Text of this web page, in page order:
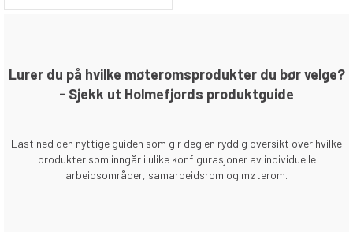
Lurer du på hvilke møteromsprodukter du bør velge?
- Sjekk ut Holmefjords produktguide
Last ned den nyttige guiden som gir deg en ryddig oversikt over hvilke
produkter som inngår i ulike konfigurasjoner av individuelle
arbeidsområder, samarbeidsrom og møterom.